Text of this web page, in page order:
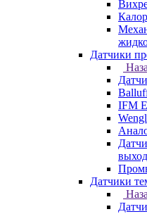
Датчики
IFM
Датчики